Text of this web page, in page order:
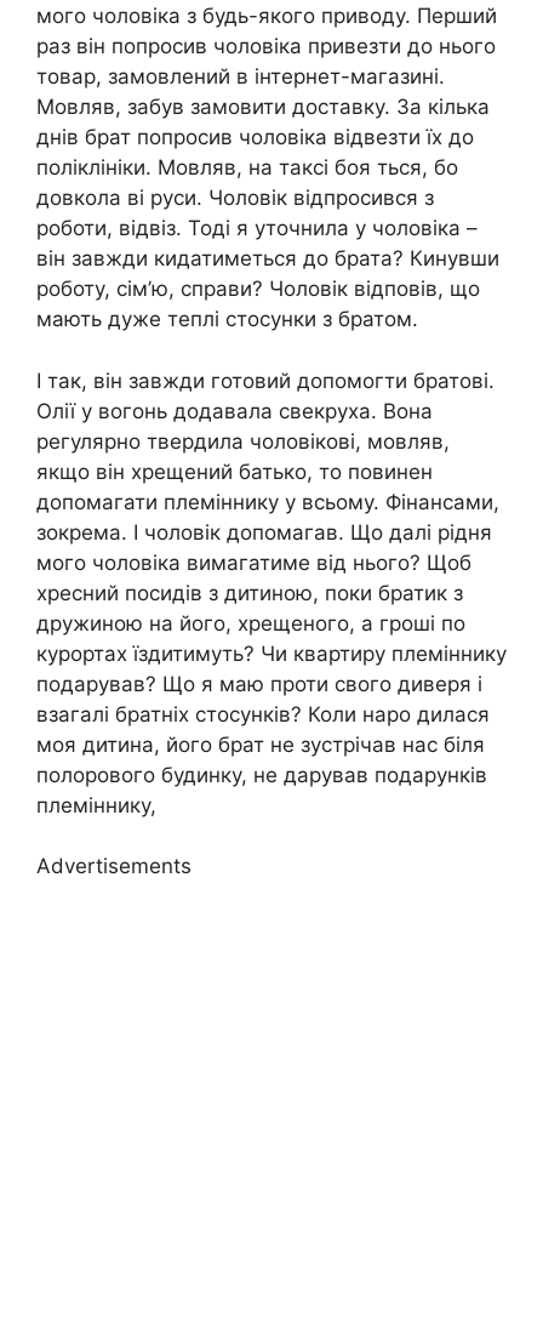
мого чоловіка з будь-якого приводу. Перший
раз він попросив чоловіка привезти до нього
товар, замовлений в інтернет-магазині.
Мовляв, забув замовити доставку. За кілька
днів брат попросив чоловіка відвезти їх до
поліклініки. Мовляв, на таксі боя ться, бо
довкола ві руси. Чоловік відпросився з
роботи, відвіз. Тоді я уточнила у чоловіка –
він завжди кидатиметься до брата? Кинувши
роботу, сім’ю, справи? Чоловік відповів, що
мають дуже теплі стосунки з братом.
І так, він завжди готовий допомогти братові.
Олії у вогонь додавала свекруха. Вона
регулярно твердила чоловікові, мовляв,
якщо він хрещений батько, то повинен
допомагати племіннику у всьому. Фінансами,
зокрема. І чоловік допомагав. Що далі рідня
мого чоловіка вимагатиме від нього? Щоб
хресний посидів з дитиною, поки братик з
дружиною на його, хрещеного, а гроші по
курортах їздитимуть? Чи квартиру племіннику
подарував? Що я маю проти свого диверя і
взагалі братніх стосунків? Коли наро дилася
моя дитина, його брат не зустрічав нас біля
полорового будинку, не дарував подарунків
племіннику,
Advertisements